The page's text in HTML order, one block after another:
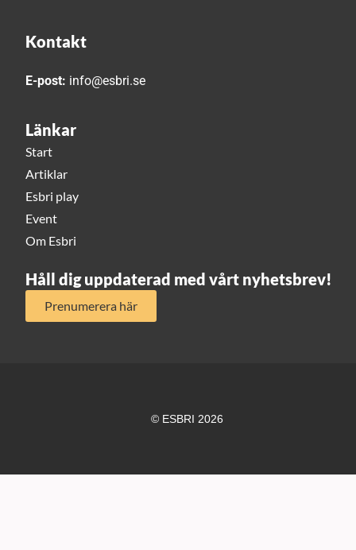
Kontakt
E-post: info@esbri.se
Länkar
Start
Artiklar
Esbri play
Event
Om Esbri
Håll dig uppdaterad med vårt nyhetsbrev!
Prenumerera här
© ESBRI 2026